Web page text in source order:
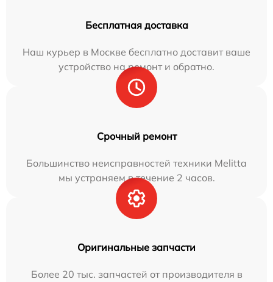
Бесплатная доставка
Наш курьер в Москве бесплатно доставит ваше
устройство на ремонт и обратно.
Срочный ремонт
Большинство неисправностей техники Melitta
мы устраняем в течение 2 часов.
Оригинальные запчасти
Более 20 тыс. запчастей от производителя в